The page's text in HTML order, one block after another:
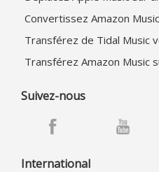
Convertissez Amazon
Transférez de Tidal Music
Transférez Amazon Music
Suivez-nous
International